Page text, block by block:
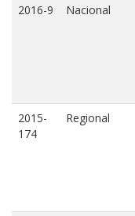
2016-9 Nacional
2015-
174
Regional